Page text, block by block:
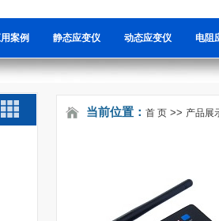
案例 静态应变仪 动态应变仪 电阻
当前位置： 首 页 >> 产品展